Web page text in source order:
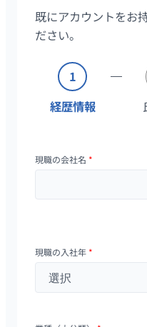
既にアカウントをお
ださい。
1
経歴情報
現職の会社名 *
現職の入社年 *